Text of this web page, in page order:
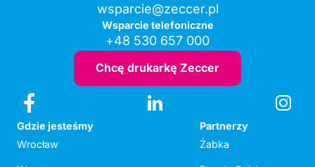
wsparcie@zeccer.pl
Wsparcie telefoniczne
+48 530 657 000
Chcę drukarkę Zeccer
Gdzie jesteśmy
Wrocław
Partnerzy
Żabka